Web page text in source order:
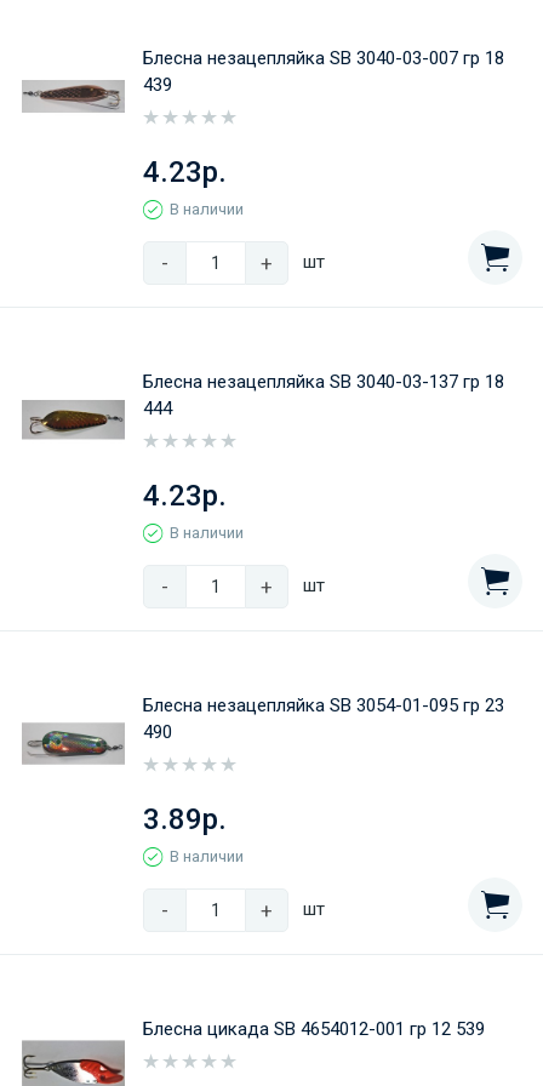
Блесна незацепляйка SB 3040-03-007 гр 18
439
4.23р.
В наличии
- + шт
Блесна незацепляйка SB 3040-03-137 гр 18
444
4.23р.
В наличии
- + шт
Блесна незацепляйка SB 3054-01-095 гр 23
490
3.89р.
В наличии
- + шт
Блесна цикада SB 4654012-001 гр 12 539